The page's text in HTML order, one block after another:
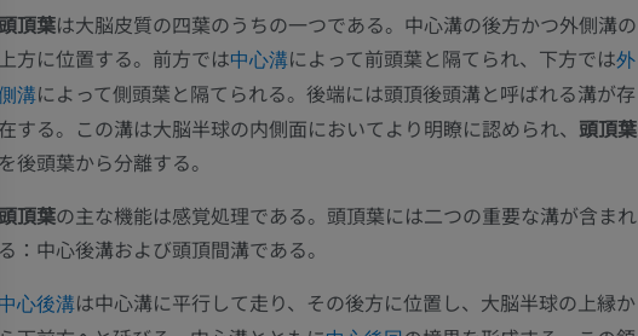
頭頂葉は大脳皮質の四葉のうちの一つである。中心溝の後方かつ外側溝の
上方に位置する。前方では中心溝によって前頭葉と隔てられ、下方では外
溝によって側頭葉と隔てられる。後端には頭頂後頭溝と呼ばれる溝が存
在する。この溝は大脳半球の内側面においてより明瞭に認められ、 頭頂葉
を後頭葉から分離する。
頭頂葉の主な機能は感覚処理である。頭頂葉には二つの重要な溝が含まれ
る：中心後溝および頭頂間溝である。
中心後溝は中心溝に平行して走り、その後方に位置し、大脳半球の上縁か